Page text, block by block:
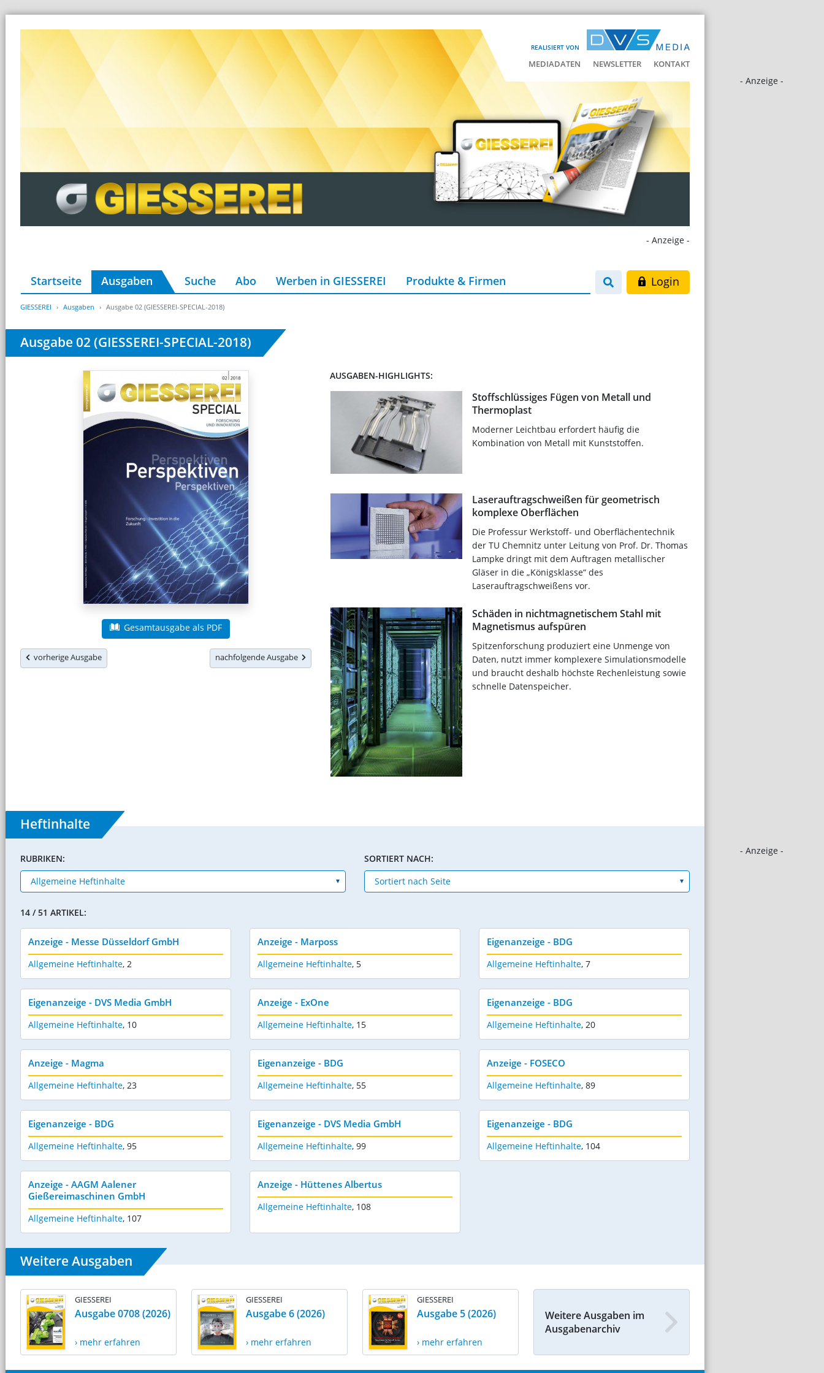
REALISIERT VON
MEDIADATEN NEWSLETTER KONTAKT
- Anzeige -
- Anzeige -
- Anzeige -
Startseite Ausgaben Suche Abo Werben in GIESSEREI Produkte & Firmen Login
GIESSEREI Ausgaben Ausgabe 02 (GIESSEREI-SPECIAL-2018)
Ausgabe 02 (GIESSEREI-SPECIAL-2018)
Gesamtausgabe als PDF
vorherige Ausgabe nachfolgende Ausgabe
AUSGABEN-HIGHLIGHTS:
Stoffschlüssiges Fügen von Metall und
Thermoplast
Moderner Leichtbau erfordert häufig die
Kombination von Metall mit Kunststoffen.
Laserauftragschweißen für geometrisch
komplexe Oberflächen
Die Professur Werkstoff- und Oberflächentechnik
der TU Chemnitz unter Leitung von Prof. Dr. Thomas
Lampke dringt mit dem Auftragen metallischer
Gläser in die „Königsklasse“ des
Laserauftragschweißens vor.
Schäden in nichtmagnetischem Stahl mit
Magnetismus aufspüren
Spitzenforschung produziert eine Unmenge von
Daten, nutzt immer komplexere Simulationsmodelle
und braucht deshalb höchste Rechenleistung sowie
schnelle Datenspeicher.
Heftinhalte
RUBRIKEN: SORTIERT NACH:
14 / 51 ARTIKEL:
Anzeige - Messe Düsseldorf GmbH
Allgemeine Heftinhalte, 2
Anzeige - Marposs
Allgemeine Heftinhalte, 5
Eigenanzeige - BDG
Allgemeine Heftinhalte, 7
Eigenanzeige - DVS Media GmbH
Allgemeine Heftinhalte, 10
Anzeige - ExOne
Allgemeine Heftinhalte, 15
Eigenanzeige - BDG
Allgemeine Heftinhalte, 20
Anzeige - Magma
Allgemeine Heftinhalte, 23
Eigenanzeige - BDG
Allgemeine Heftinhalte, 55
Anzeige - FOSECO
Allgemeine Heftinhalte, 89
Eigenanzeige - BDG
Allgemeine Heftinhalte, 95
Eigenanzeige - DVS Media GmbH
Allgemeine Heftinhalte, 99
Eigenanzeige - BDG
Allgemeine Heftinhalte, 104
Anzeige - AAGM Aalener
Gießereimaschinen GmbH
Allgemeine Heftinhalte, 107
Anzeige - Hüttenes Albertus
Allgemeine Heftinhalte, 108
Weitere Ausgaben
GIESSEREI
Ausgabe 0708 (2026)
› mehr erfahren
GIESSEREI
Ausgabe 6 (2026)
› mehr erfahren
GIESSEREI
Ausgabe 5 (2026)
› mehr erfahren
Weitere Ausgaben im
Ausgabenarchiv